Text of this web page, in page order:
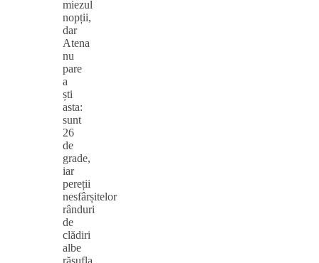
miezul
nopții,
dar
Atena
nu
pare
a
ști
asta:
sunt
26
de
grade,
iar
pereții
nesfârșitelor
rânduri
de
clădiri
albe